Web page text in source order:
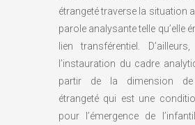
étrangeté traverse la situation
parole analysante telle qu’elle
lien transférentiel.
l’instauration du cadre
partir de la dimension de
étrangeté qui est une
pour l’émergence de